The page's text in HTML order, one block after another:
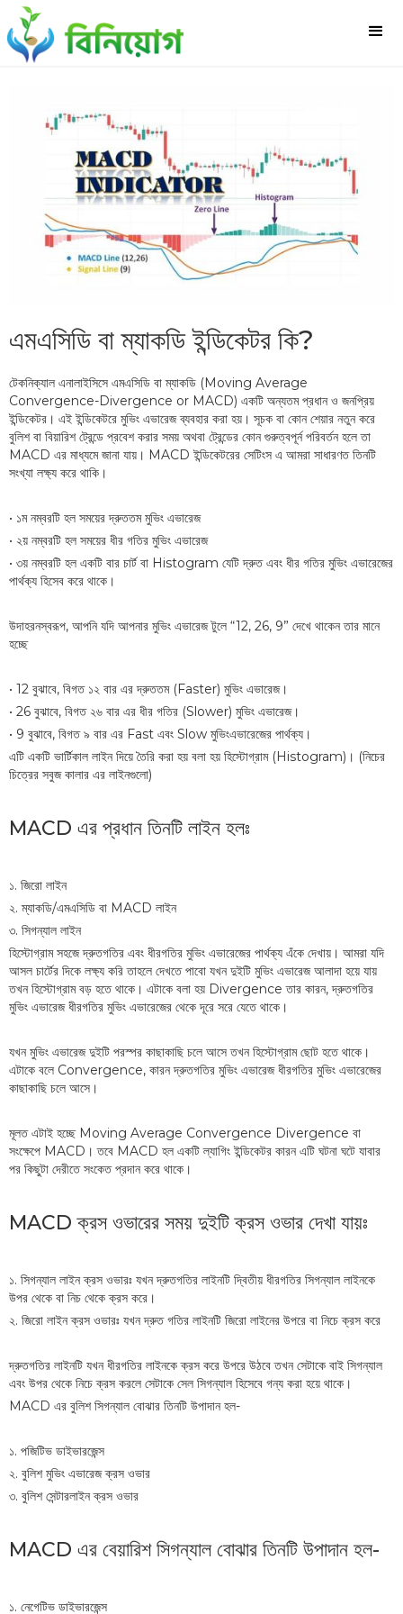
এমএসিডি বা ম্যাকডি ইন্ডিকেটর কি?
টেকনিক্যাল এনালাইসিসে এমএসিডি বা ম্যাকডি (Moving Average
Convergence-Divergence or MACD) একটি অন্যতম প্রধান ও জনপ্রিয়
ইন্ডিকেটর। এই ইন্ডিকেটরে মুভিং এভারেজ ব্যবহার করা হয়। সূচক বা কোন শেয়ার নতুন করে
বুলিশ বা বিয়ারিশ ট্রেন্ডে প্রবেশ করার সময় অথবা ট্রেন্ডের কোন গুরুত্বপূর্ন পরিবর্তন হলে তা
MACD এর মাধ্যমে জানা যায়। MACD ইন্ডিকেটরের সেটিংস এ আমরা সাধারণত তিনটি
সংখ্যা লক্ষ্য করে থাকি।
• ১ম নম্বরটি হল সময়ের দ্রুততম মুভিং এভারেজ
• ২য় নম্বরটি হল সময়ের ধীর গতির মুভিং এভারেজ
• ৩য় নম্বরটি হল একটি বার চার্ট বা Histogram যেটি দ্রুত এবং ধীর গতির মুভিং এভারেজের
পার্থক্য হিসেব করে থাকে।
উদাহরনস্বরূপ, আপনি যদি আপনার মুভিং এভারেজ টুলে “12, 26, 9” দেখে থাকেন তার মানে
হচ্ছে
• 12 বুঝাবে, বিগত ১২ বার এর দ্রুততম (Faster) মুভিং এভারেজ।
• 26 বুঝাবে, বিগত ২৬ বার এর ধীর গতির (Slower) মুভিং এভারেজ।
• 9 বুঝাবে, বিগত ৯ বার এর Fast এবং Slow মুভিংএভারেজের পার্থক্য।
এটি একটি ভার্টিকাল লাইন দিয়ে তৈরি করা হয় বলা হয় হিস্টোগ্রাম (Histogram)। (নিচের
চিত্রের সবুজ কালার এর লাইনগুলো)
MACD এর প্রধান তিনটি লাইন হলঃ
১. জিরো লাইন
২. ম্যাকডি/এমএসিডি বা MACD লাইন
৩. সিগন্যাল লাইন
হিস্টোগ্রাম সহজে দ্রুতগতির এবং ধীরগতির মুভিং এভারেজের পার্থক্য এঁকে দেখায়। আমরা যদি
আসল চার্টের দিকে লক্ষ্য করি তাহলে দেখতে পাবো যখন দুইটি মুভিং এভারেজ আলাদা হয়ে যায়
তখন হিস্টোগ্রাম বড় হতে থাকে। এটাকে বলা হয় Divergence তার কারন, দ্রুতগতির
মুভিং এভারেজ ধীরগতির মুভিং এভারেজের থেকে দূরে সরে যেতে থাকে।
যখন মুভিং এভারেজ দুইটি পরস্পর কাছাকাছি চলে আসে তখন হিস্টোগ্রাম ছোট হতে থাকে।
এটাকে বলে Convergence, কারন দ্রুতগতির মুভিং এভারেজ ধীরগতির মুভিং এভারেজের
কাছাকাছি চলে আসে।
মূলত এটাই হচ্ছে Moving Average Convergence Divergence বা
সংক্ষেপে MACD। তবে MACD হল একটি ল্যাগিং ইন্ডিকেটর কারন এটি ঘটনা ঘটে যাবার
পর কিছুটা দেরীতে সংকেত প্রদান করে থাকে।
MACD ক্রস ওভারের সময় দুইটি ক্রস ওভার দেখা যায়ঃ
১. সিগন্যাল লাইন ক্রস ওভারঃ যখন দ্রুতগতির লাইনটি দ্বিতীয় ধীরগতির সিগন্যাল লাইনকে
উপর থেকে বা নিচ থেকে ক্রস করে।
২. জিরো লাইন ক্রস ওভারঃ যখন দ্রুত গতির লাইনটি জিরো লাইনের উপরে বা নিচে ক্রস করে
দ্রুতগতির লাইনটি যখন ধীরগতির লাইনকে ক্রস করে উপরে উঠবে তখন সেটাকে বাই সিগন্যাল
এবং উপর থেকে নিচে ক্রস করলে সেটাকে সেল সিগন্যাল হিসেবে গন্য করা হয়ে থাকে।
MACD এর বুলিশ সিগন্যাল বোঝার তিনটি উপাদান হল-
১. পজিটিভ ডাইভারজেন্স
২. বুলিশ মুভিং এভারেজ ক্রস ওভার
৩. বুলিশ সেন্টারলাইন ক্রস ওভার
MACD এর বেয়ারিশ সিগন্যাল বোঝার তিনটি উপাদান হল-
১. নেগেটিভ ডাইভারজেন্স